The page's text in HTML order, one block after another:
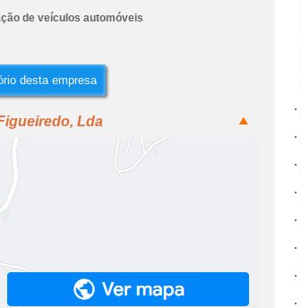
de veículos automóveis
desta empresa
Lda